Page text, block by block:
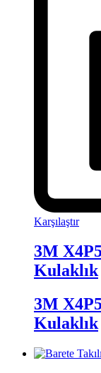
Karşılaştır
3M
Kulaklık
3M
Kulaklık